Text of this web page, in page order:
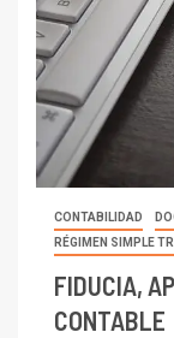
CONTABILIDAD
RÉGIMEN SIMPLE
FIDUCIA,
CONTABLE